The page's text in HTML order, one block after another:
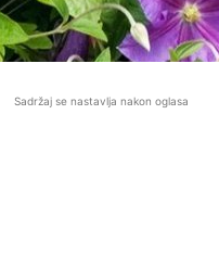
Sadržaj se nastavlja nakon oglasa